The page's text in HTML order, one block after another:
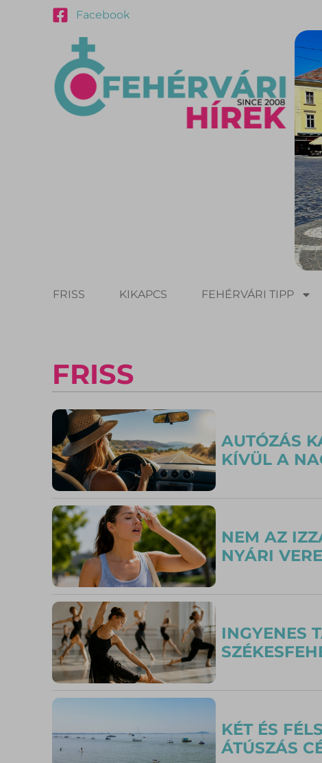
Facebook
FRISS KIKAPCS FEHÉRVÁRI TIPP
FRISS
AUTÓZÁS
KÍVÜL A
NEM AZ
NYÁRI
INGYENES
KÉT ÉS
ÁTÚSZÁS